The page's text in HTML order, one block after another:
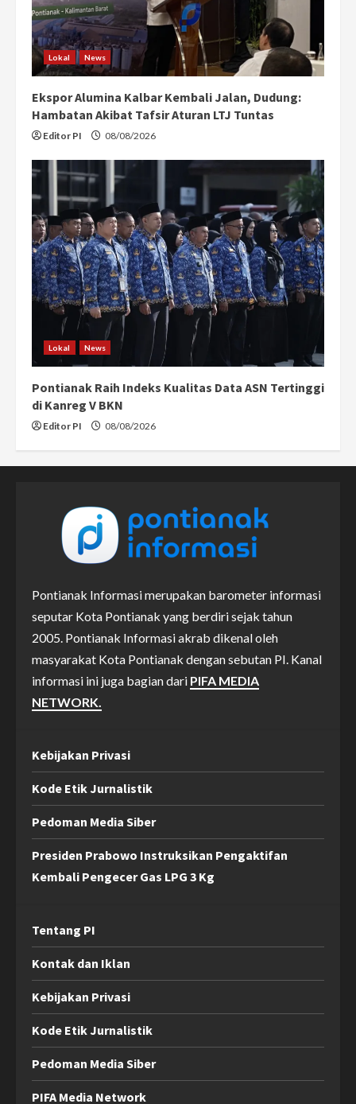
Lokal News
Ekspor Alumina Kalbar Kembali Jalan, Dudung:
Hambatan Akibat Tafsir Aturan LTJ Tuntas
Editor PI 08/08/2026
Lokal News
Pontianak Raih Indeks Kualitas Data ASN Tertinggi
di Kanreg V BKN
Editor PI 08/08/2026
Pontianak Informasi merupakan barometer informasi
seputar Kota Pontianak yang berdiri sejak tahun
2005. Pontianak Informasi akrab dikenal oleh
masyarakat Kota Pontianak dengan sebutan PI. Kanal
informasi ini juga bagian dari PIFA MEDIA
NETWORK.
Kebijakan Privasi
Kode Etik Jurnalistik
Pedoman Media Siber
Presiden Prabowo Instruksikan Pengaktifan
Kembali Pengecer Gas LPG 3 Kg
Tentang PI
Kontak dan Iklan
Kebijakan Privasi
Kode Etik Jurnalistik
Pedoman Media Siber
PIFA Media Network